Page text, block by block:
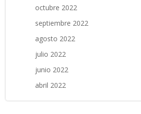
octubre 2022
septiembre 2022
agosto 2022
julio 2022
junio 2022
abril 2022